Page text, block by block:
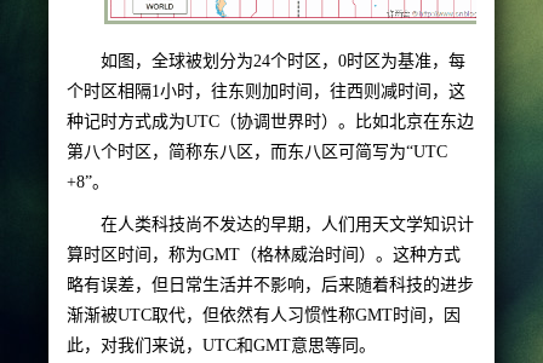
如图，全球被划分为24个时区，0时区为基准，每
个时区相隔1小时，往东则加时间，往西则减时间，这
种记时方式成为UTC（协调世界时）。比如北京在东边
第八个时区，简称东八区，而东八区可简写为“UTC
+8”。
在人类科技尚不发达的早期，人们用天文学知识计
算时区时间，称为GMT（格林威治时间）。这种方式
略有误差，但日常生活并不影响，后来随着科技的进步
渐渐被UTC取代，但依然有人习惯性称GMT时间，因
此，对我们来说，UTC和GMT意思等同。